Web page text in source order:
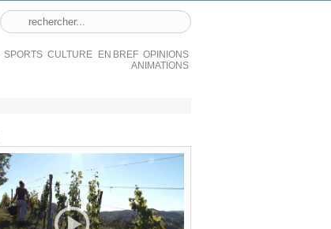
SPORTS CULTURE EN BREF OPINIONS
ANIMATIONS